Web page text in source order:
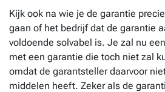
Kijk ook na wie je de garantie
gaan of het bedrijf dat de garantie
voldoende solvabel is. Je zal nu
met een garantie die toch niet zal
omdat de garantsteller daarvoor
middelen heeft. Zeker als de